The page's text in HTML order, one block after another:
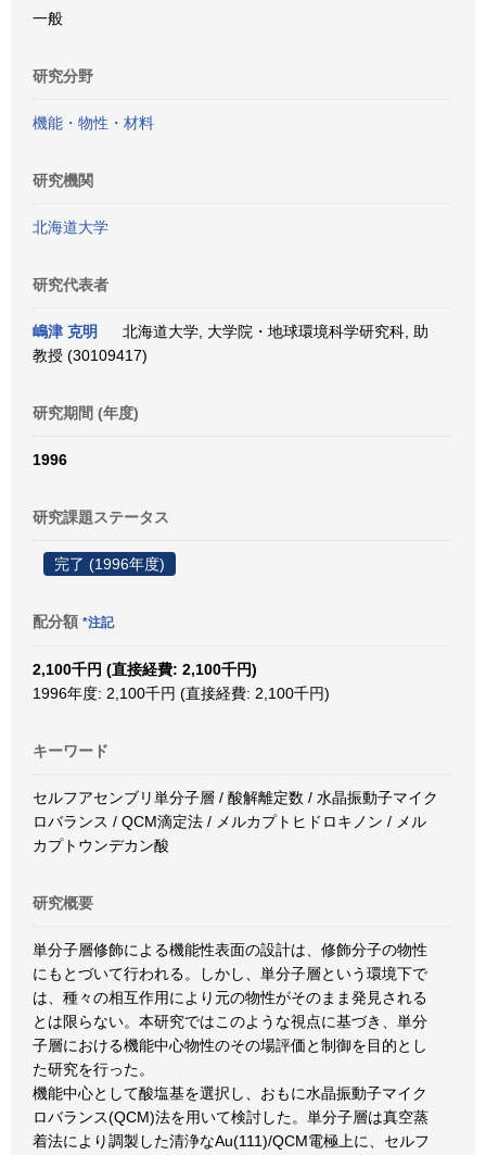
一般
研究分野
機能・物性・材料
研究機関
北海道大学
研究代表者
嶋津 克明
北海道大学, 大学院・地球環境科学研究科, 助
教授 (30109417)
研究期間 (年度)
1996
研究課題ステータス
完了 (1996年度)
配分額 *注記
2,100千円 (直接経費: 2,100千円)
1996年度: 2,100千円 (直接経費: 2,100千円)
キーワード
セルフアセンブリ単分子層 / 酸解離定数 / 水晶振動子マイク
ロバランス / QCM滴定法 / メルカプトヒドロキノン / メル
カプトウンデカン酸
研究概要
単分子層修飾による機能性表面の設計は、修飾分子の物性
にもとづいて行われる。しかし、単分子層という環境下で
は、種々の相互作用により元の物性がそのまま発見される
とは限らない。本研究ではこのような視点に基づき、単分
子層における機能中心物性のその場評価と制御を目的とし
た研究を行った。
機能中心として酸塩基を選択し、おもに水晶振動子マイク
ロバランス(QCM)法を用いて検討した。単分子層は真空蒸
着法により調製した清浄なAu(111)/QCM電極上に、セルフ